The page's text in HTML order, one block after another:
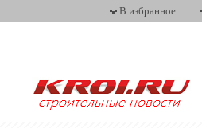
В избранное